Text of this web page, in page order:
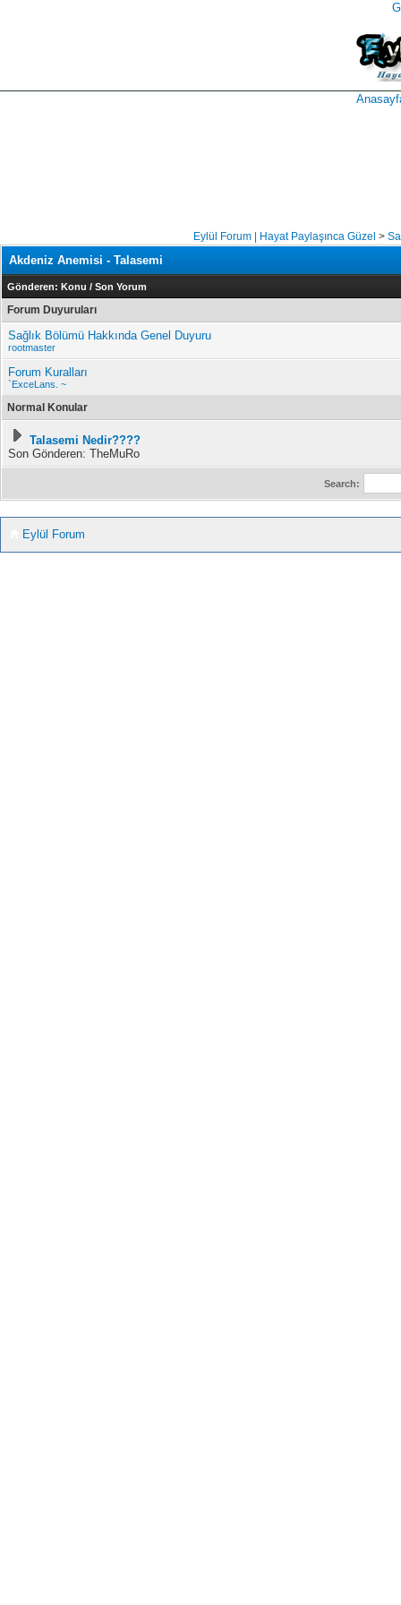
Eylül Forum | Hayat Paylaşınca Güzel >
Akdeniz Anemisi - Talasemi
Gönderen: Konu / Son Yorum
Forum Duyuruları
Sağlık Bölümü Hakkında Genel Duyuru
rootmaster
Forum Kuralları
`ExceLans. ~
Normal Konular
Talasemi Nedir????
Son Gönderen: TheMuRo
Search:
Eylül Forum